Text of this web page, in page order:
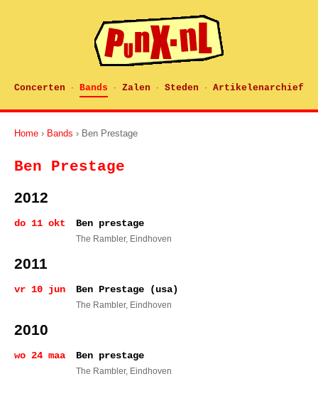
Concerten · Bands · Zalen · Steden · Artikelenarchief
Home › Bands › Ben Prestage
Ben Prestage
2012
do 11 okt Ben prestage
The Rambler, Eindhoven
2011
vr 10 jun Ben Prestage (usa)
The Rambler, Eindhoven
2010
wo 24 maa Ben prestage
The Rambler, Eindhoven